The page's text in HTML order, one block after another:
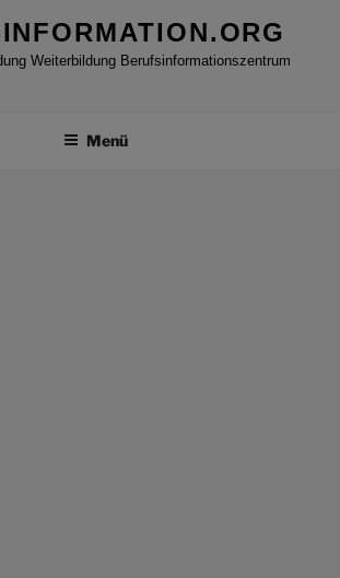
Weiterbildung Berufsinformationszentrum
Menü